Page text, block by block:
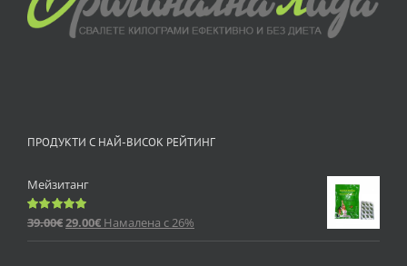
ПРОДУКТИ С НАЙ-ВИСОК РЕЙТИНГ
Мейзитанг
Оценено
39.00€29.00€ Намалена с 26%